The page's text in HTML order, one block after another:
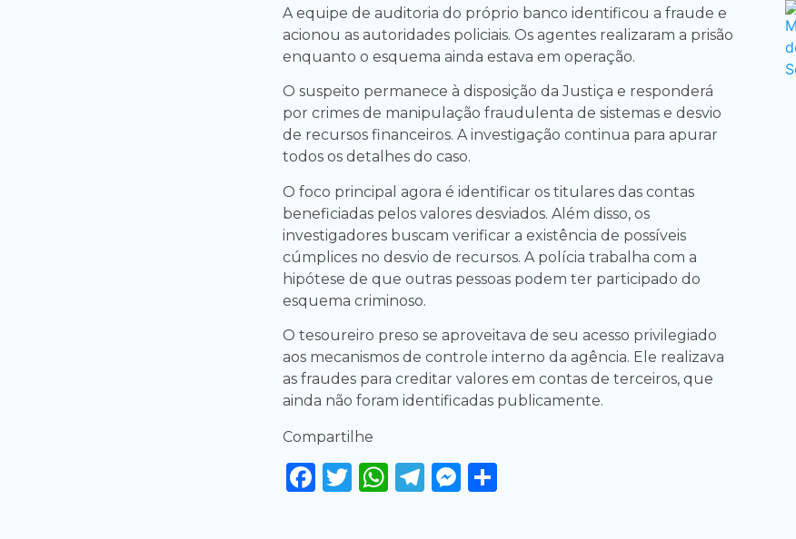
A equipe de auditoria do próprio banco identificou a fraude e
acionou as autoridades policiais. Os agentes realizaram a prisão
enquanto o esquema ainda estava em operação.
O suspeito permanece à disposição da Justiça e responderá
por crimes de manipulação fraudulenta de sistemas e desvio
de recursos financeiros. A investigação continua para apurar
todos os detalhes do caso.
O foco principal agora é identificar os titulares das contas
beneficiadas pelos valores desviados. Além disso, os
investigadores buscam verificar a existência de possíveis
cúmplices no desvio de recursos. A polícia trabalha com a
hipótese de que outras pessoas podem ter participado do
esquema criminoso.
O tesoureiro preso se aproveitava de seu acesso privilegiado
aos mecanismos de controle interno da agência. Ele realizava
as fraudes para creditar valores em contas de terceiros, que
ainda não foram identificadas publicamente.
Compartilhe
Facebook
Twitter
WhatsApp
Telegram
Messenger